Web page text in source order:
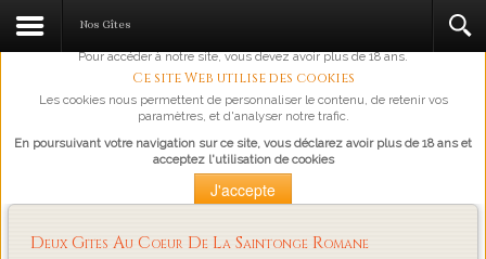
L'abus d'alcool est dangereux pour la santé, à consommer avec
Pour accéder à notre site, vous devez avoir plus de 18 ans.
Ce site Web utilise des cookies
Les cookies nous permettent de personnaliser le contenu, de retenir vos
paramètres, et d'analyser notre trafic.
En poursuivant votre navigation sur ce site, vous déclarez avoir plus de 18 ans et
acceptez l'utilisation de cookies
J'accepte
Nos Gîtes
Deux Gites Au Coeur De La Saintonge Romane